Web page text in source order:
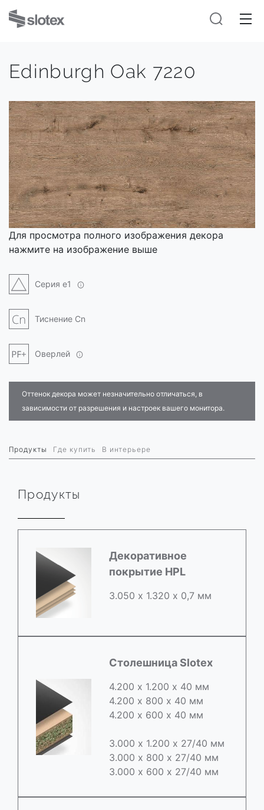
Edinburgh Oak 7220
Для просмотра полного изображения декора
нажмите на изображение выше
Серия e1
Тиснение Cn
Оверлей
Оттенок декора может незначительно отличаться, в
зависимости от разрешения и настроек вашего монитора.
Продукты Где купить В интерьере
Продукты
Декоративное
покрытие HPL
3.050 х 1.320 х 0,7 мм
Столешница Slotex
4.200 х 1.200 х 40 мм
4.200 х 800 х 40 мм
4.200 х 600 х 40 мм
3.000 х 1.200 х 27/40 мм
3.000 х 800 х 27/40 мм
3.000 х 600 х 27/40 мм